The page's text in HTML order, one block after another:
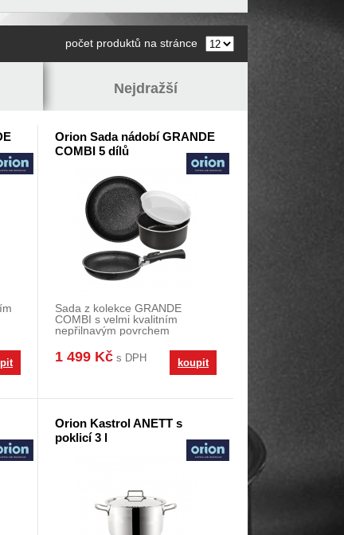
počet produktů na stránce
Nejdražší
Orion Sada nádobí GRANDE
COMBI 5 dílů
Sada z kolekce GRANDE
COMBI s velmi kvalitním
nepřilnavým povrchem
uplatní v
1 499 Kč s DPH koupit
Orion Kastrol ANETT s
poklicí 3 l